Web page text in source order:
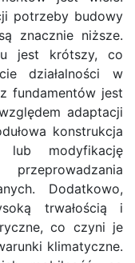
potrzeby budowy
znacznie niższe.
jest krótszy, co
działalności w
fundamentów jest
adaptacji
konstrukcja
lub modyfikację
Dodatkowo,
trwałością i
co czyni je
klimatyczne.